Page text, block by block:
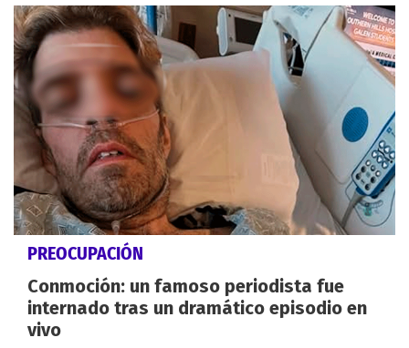
PREOCUPACIÓN
Conmoción: un famoso periodista fue
internado tras un dramático episodio en
vivo